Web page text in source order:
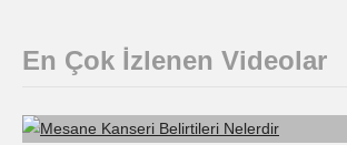
En Çok İzlenen Videolar